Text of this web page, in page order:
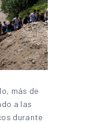
más de
a las
durante